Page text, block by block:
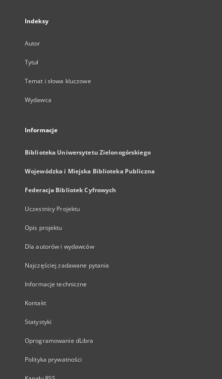
Indeksy
Autor
Tytuł
Temat i słowa kluczowe
Wydawca
Informacje
Biblioteka Uniwersytetu Zielonogórskiego
Wojewódzka i Miejska Biblioteka Publiczna
Federacja Bibliotek Cyfrowych
Uczestnicy Projektu
Opis projektu
Dla autorów i wydawców
Najczęściej zadawane pytania
Informacje techniczne
Kontakt
Statystyki
Oprogramowanie dLibra
Polityka prywatności